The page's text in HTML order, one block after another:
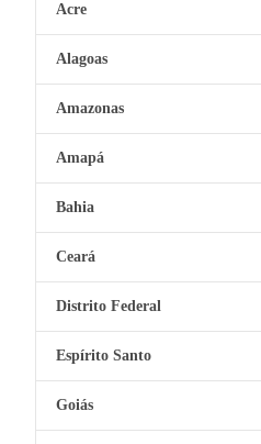
Acre
Alagoas
Amazonas
Amapá
Bahia
Ceará
Distrito Federal
Espírito Santo
Goiás